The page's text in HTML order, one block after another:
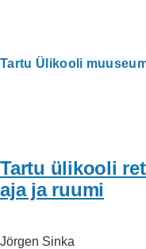
Tartu Ülikooli
Tartu ülikooli
aja ja ruumi
Jörgen Sinka